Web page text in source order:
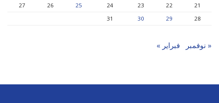
21
22
23
24
25
26
27
28
29
30
31
« نوفمبر فبراير »